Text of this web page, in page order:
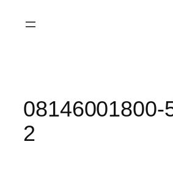
08146001800-
2